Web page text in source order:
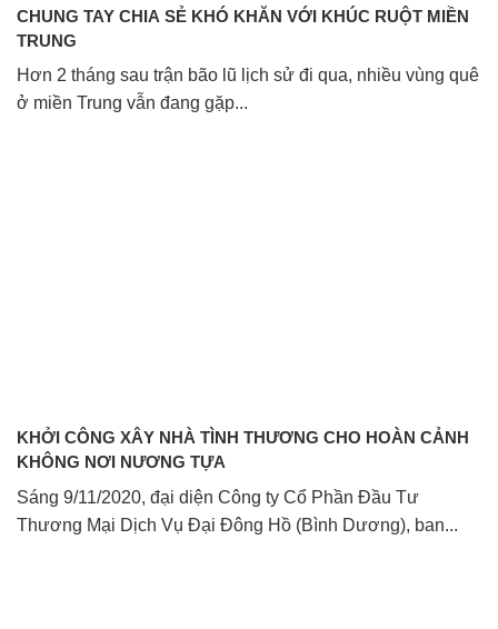
CHUNG TAY CHIA SẺ KHÓ KHĂN VỚI KHÚC RUỘT MIỀN
TRUNG
Hơn 2 tháng sau trận bão lũ lịch sử đi qua, nhiều vùng quê
ở miền Trung vẫn đang gặp...
KHỞI CÔNG XÂY NHÀ TÌNH THƯƠNG CHO HOÀN CẢNH
KHÔNG NƠI NƯƠNG TỰA
Sáng 9/11/2020, đại diện Công ty Cổ Phần Đầu Tư
Thương Mại Dịch Vụ Đại Đông Hồ (Bình Dương), ban...